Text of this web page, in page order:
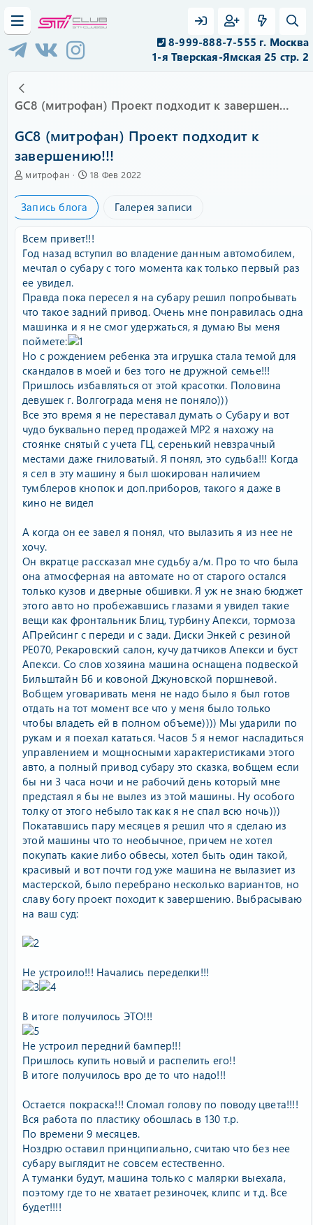
8-999-888-7-555 г. Москва
1-я Тверская-Ямская 25 стр. 2
GC8 (митрофан) Проект подходит к завершению!!!
GC8 (митрофан) Проект подходит к
завершению!!!
А
т
о
митрофан
C
e
e
d
a
t
18 Фев 2022
Запись блога Галерея записи
Всем привет!!!
Год назад вступил во владение данным автомобилем,
мечтал о субару с того момента как только первый раз
ее увидел.
Правда пока пересел я на субару решил попробывать
что такое задний привод. Очень мне понравилась одна
машинка и я не смог удержаться, я думаю Вы меня
поймете:
Но с рождением ребенка эта игрушка стала темой для
скандалов в моей и без того не дружной семье!!!
Пришлось избавляться от этой красотки. Половина
девушек г. Волгограда меня не поняло)))
Все это время я не переставал думать о Субару и вот
чудо буквально перед продажей МР2 я нахожу на
стоянке снятый с учета ГЦ, серенький невзрачный
местами даже гниловатый. Я понял, это судьба!!! Когда
я сел в эту машину я был шокирован наличием
тумблеров кнопок и доп.приборов, такого я даже в
кино не видел
А когда он ее завел я понял, что вылазить я из нее не
хочу.
Он вкратце рассказал мне судьбу а/м. Про то что была
она атмосферная на автомате но от старого остался
только кузов и дверные обшивки. Я уж не знаю бюджет
этого авто но пробежавшись глазами я увидел такие
вещи как фронтальник Блиц, турбину Апекси, тормоза
АПрейсинг с переди и с зади. Диски Энкей с резиной
РЕ070, Рекаровский салон, кучу датчиков Апекси и буст
Апекси. Со слов хозяина машина оснащена подвеской
Бильштайн Б6 и ковоной Джуновской поршневой.
Вобщем уговаривать меня не надо было я был готов
отдать на тот момент все что у меня было только
чтобы владеть ей в полном объеме)))) Мы ударили по
рукам и я поехал кататься. Часов 5 я немог насладиться
управлением и мощносными характеристиками этого
авто, а полный привод субару это сказка, вобщем если
бы ни 3 часа ночи и не рабочий день который мне
предстаял я бы не вылез из этой машины. Ну особого
толку от этого небыло так как я не спал всю ночь)))
Покатавшись пару месяцев я решил что я сделаю из
этой машины что то необычное, причем не хотел
покупать какие либо обвесы, хотел быть один такой,
красивый и вот почти год уже машина не вылазиет из
мастерской, было перебрано несколько вариантов, но
славу богу проект походит к завершению. Выбрасываю
на ваш суд:
Не устроило!!! Начались переделки!!!
В итоге получилось ЭТО!!!
Не устроил передний бампер!!!
Пришлось купить новый и распелить его!!
В итоге получилось вро де то что надо!!!
Остается покраска!!! Сломал голову по поводу цвета!!!!
Вся работа по пластику обошлась в 130 т.р.
По времени 9 месяцев.
Ноздрю оставил принципиально, считаю что без нее
субару выглядит не совсем естественно.
А туманки будут, машина только с малярки выехала,
поэтому где то не хватает резиночек, клипс и т.д. Все
будет!!!!